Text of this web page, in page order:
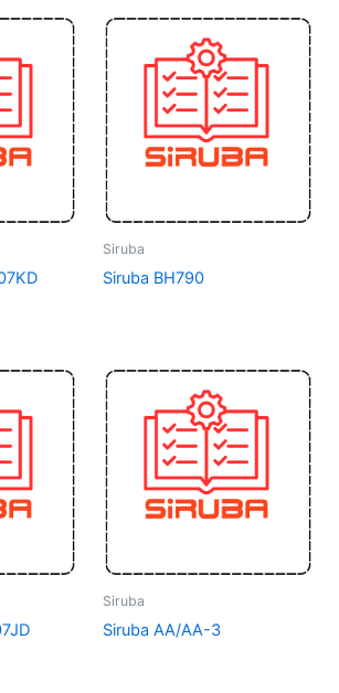
Siruba
Siruba BH790
Siruba
Siruba AA/AA-3